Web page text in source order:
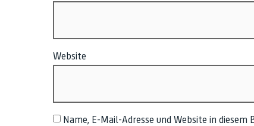
Website
Name, E-Mail-Adresse und Website in